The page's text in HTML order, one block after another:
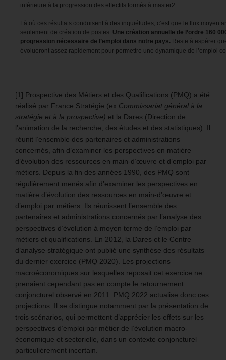
inférieure à la progression des effectifs formés à master2.
Là où ces résultats conduisent à des inquiétudes, c’est que le flux moyen
seulement de création de postes. Une création annuelle de l’ordre 160
progression nécessaire de l’emploi dans notre pays. Reste à espérer
évolueront assez rapidement pour permettre une dynamique de l’emploi
[1] Prospective des Métiers et des Qualifications (PMQ) a été
réalisé par France Stratégie (ex Commissariat général à la
stratégie et à la prospective) et la Dares (Direction de
l’animation de la recherche, des études et des statistiques). Il
réunit l’ensemble des partenaires et administrations
concernés, afin d’examiner les perspectives en matière
d’évolution des ressources en main-d’œuvre et d’emploi par
métiers. Depuis la fin des années 1990, des PMQ sont
régulièrement menés afin d’examiner les perspectives en
matière d’évolution des ressources en main-d’œuvre et
d’emploi par métiers. Ils réunissent l’ensemble des
partenaires et administrations concernés par l’analyse des
perspectives d’évolution à moyen terme de l’emploi par
métiers et qualifications. En 2012, la Dares et le Centre
d’analyse stratégique ont publié une synthèse des résultats
du dernier exercice (PMQ 2020). Les projections
macroéconomiques sur lesquelles reposait cet exercice ne
prenaient cependant pas en compte le retournement
conjoncturel observé en 2011. PMQ 2022 actualise donc ces
projections. Il se distingue notamment par la présentation de
trois scénarios, qui permettent d’apprécier les effets sur les
perspectives d’emploi par métier de l’évolution macro-
économique et sectorielle, dans un contexte conjoncturel
particulièrement incertain.